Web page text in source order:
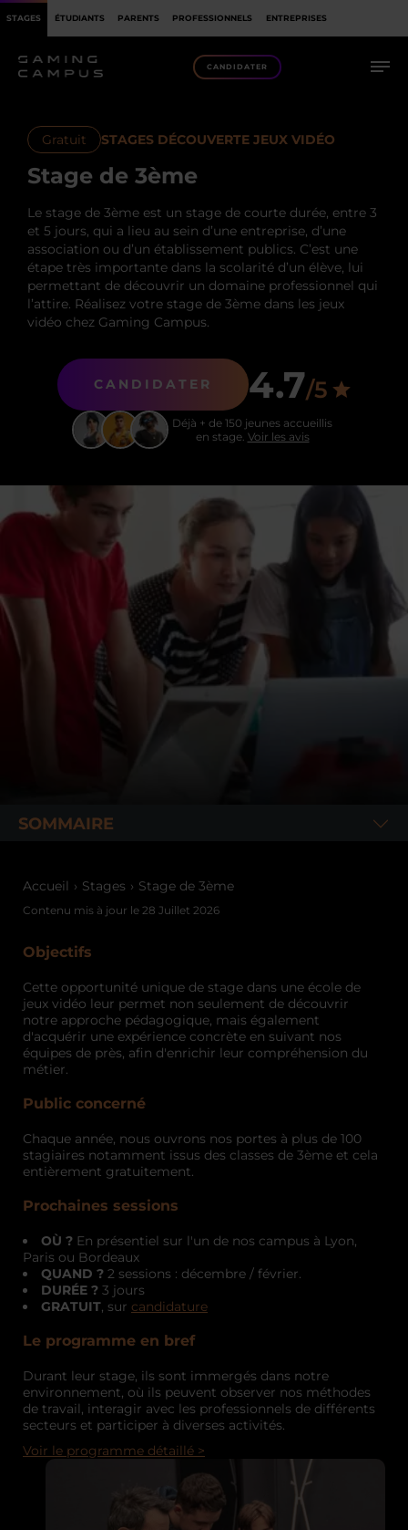
STAGES ÉTUDIANTS PARENTS PROFESSIONNELS ENTREPRISES
CANDIDATER
Gratuit STAGES DÉCOUVERTE JEUX VIDÉO
Stage de 3ème
Le stage de 3ème est un stage de courte durée, entre 3
et 5 jours, qui a lieu au sein d’une entreprise, d’une
association ou d’un établissement publics. C’est une
étape très importante dans la scolarité d’un élève, lui
permettant de découvrir un domaine professionnel qui
l’attire. Réalisez votre stage de 3ème dans les jeux
vidéo chez Gaming Campus.
CANDIDATER 4.7/5
Déjà + de 150 jeunes accueillis
en stage. Voir les avis
SOMMAIRE
CANDIDATER
LES ENCADRANTS
QUI SOMMES-NOUS ?
FAQ
Accueil Stages Stage de 3ème
Contenu mis à jour le 28 Juillet 2026
Objectifs
Cette opportunité unique de stage dans une école de
jeux vidéo leur permet non seulement de découvrir
notre approche pédagogique, mais également
d'acquérir une expérience concrète en suivant nos
équipes de près, afin d'enrichir leur compréhension du
métier.
Public concerné
Chaque année, nous ouvrons nos portes à plus de 100
stagiaires notamment issus des classes de 3ème et cela
entièrement gratuitement.
Prochaines sessions
OÙ ? En présentiel sur l'un de nos campus à Lyon,
Paris ou Bordeaux
QUAND ? 2 sessions : décembre / février.
DURÉE ? 3 jours
GRATUIT, sur candidature
Le programme en bref
Durant leur stage, ils sont immergés dans notre
environnement, où ils peuvent observer nos méthodes
de travail, interagir avec les professionnels de différents
secteurs et participer à diverses activités.
Voir le programme détaillé >